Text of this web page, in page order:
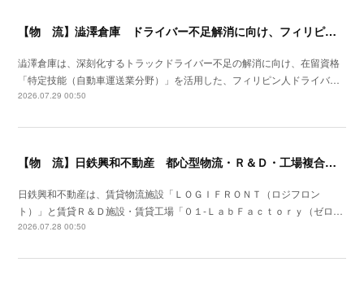
【物 流】澁澤倉庫 ドライバー不足解消に向け、フィリピンからの人材供給事業をスタート
澁澤倉庫は、深刻化するトラックドライバー不足の解消に向け、在留資格
「特定技能（自動車運送業分野）」を活用した、フィリピン人ドライバ…
2026.07.29 00:50
【物 流】日鉄興和不動産 都心型物流・Ｒ＆Ｄ・工場複合産業施設を川崎市に着工
日鉄興和不動産は、賃貸物流施設「ＬＯＧＩＦＲＯＮＴ（ロジフロン
ト）」と賃貸Ｒ＆Ｄ施設・賃貸工場「０１‐ＬａｂＦａｃｔｏｒｙ（ゼロ…
2026.07.28 00:50